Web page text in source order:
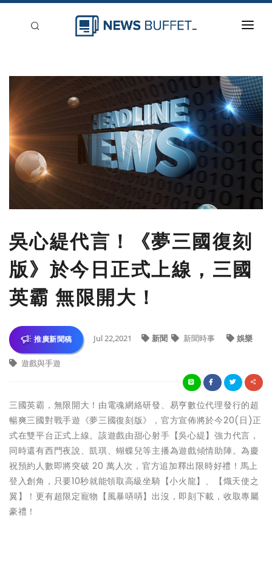
吳心緹代言！《夢三國復刻
版》於今日正式上線，三國
英霸 無限開大！
推廣新聞稿 Jul 22,2021 新聞 新聞時事 娛樂
遊戲與手遊
三國英霸，無限開大！由電魂網絡研發、易亨數位代理發行的超
暢爽三國對戰手遊《夢三國復刻版》，官方宣佈將於今20(日)正
式在雙平台正式上線。該遊戲由甜心射手【吳心緹】強力代言，
同時還有西門夜說、凱琪、蝴蝶兒等主播為遊戲傾情助陣。為慶
祝預約人數即將突破 20 萬人次，官方追加釋出限時好禮！馬上
登入創角，只要10秒就能領取高級坐騎【小火龍】、【熾天使之
翼】！更有超限定寵物【風暴哢哢】出沒，即刻下載，收取專屬
豪禮！